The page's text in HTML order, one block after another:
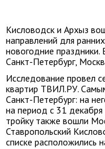
Кисловодск и Архыз
направлений для
новогодние
Санкт-Петербург,
Исследование провел
квартир ТВИЛ.РУ.
Санкт-Петербург: на
на период с 31
тройку также вошли
Ставропольский
списке расположились